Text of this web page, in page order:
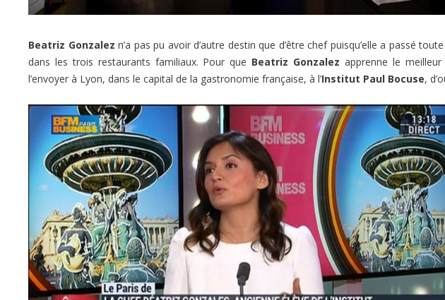
Beatriz Gonzalez n’a pas pu avoir d’autre destin que d’être chef puisqu’elle a passé
dans les trois restaurants familiaux. Pour que Beatriz Gonzalez apprenne le
l’envoyer à Lyon, dans le capital de la gastronomie française, à l’Institut Paul Bocuse,